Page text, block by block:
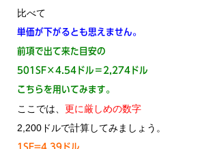
比べて
単価が下がるとも思えません。
前項で出て来た目安の
501SF×4.54ドル＝2,274ドル
こちらを用いてみます。
ここでは、 更に厳しめの数字
2,200ドルで計算してみましょう。
1SF=4.39ドル